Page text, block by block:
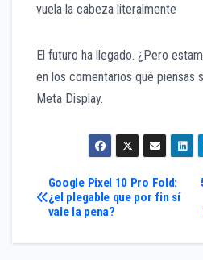
vuela la cabeza literalmente
El futuro ha llegado. ¿Pero
en los comentarios qué piensas
Meta Display.
Navegación
de
Google Pixel 10 Pro Fold:
¿el plegable que por fin sí
vale la pena?